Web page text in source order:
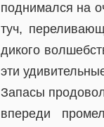
поднимался на
туч,
дикого
эти
Запасы
впереди